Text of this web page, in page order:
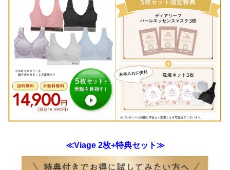
≪Viage 2枚+特典セット≫